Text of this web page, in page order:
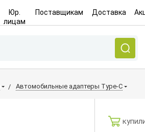
Юр.
лицам
Поставщикам Доставка
Автомобильные адаптеры Type-C